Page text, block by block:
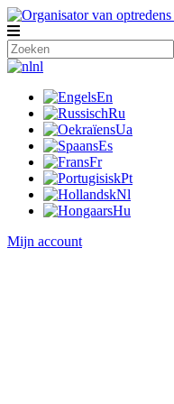
nl
En
Ru
Ua
Es
Fr
Pt
Nl
Hu
Mijn account